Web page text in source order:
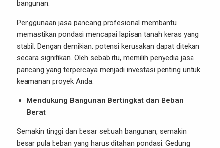
bangunan.
Penggunaan jasa pancang profesional membantu
memastikan pondasi mencapai lapisan tanah keras yang
stabil. Dengan demikian, potensi kerusakan dapat ditekan
secara signifikan. Oleh sebab itu, memilih penyedia jasa
pancang yang terpercaya menjadi investasi penting untuk
keamanan proyek Anda.
Mendukung Bangunan Bertingkat dan Beban
Berat
Semakin tinggi dan besar sebuah bangunan, semakin
besar pula beban yang harus ditahan pondasi. Gedung